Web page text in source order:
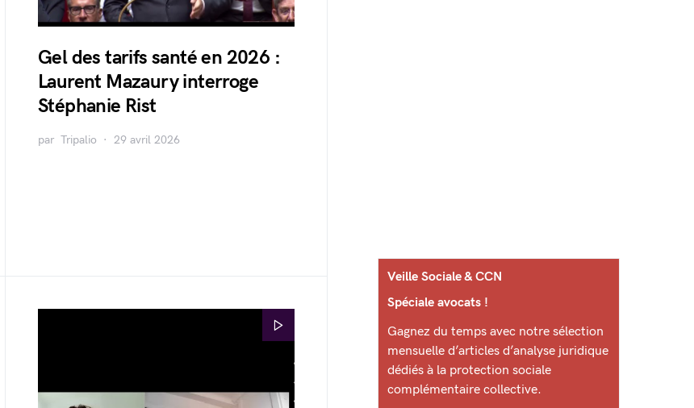
Gel des tarifs santé en 2026 :
Laurent Mazaury interroge
Stéphanie Rist
par Tripalio 29 avril 2026
Veille Sociale & CCN
Spéciale avocats !
Gagnez du temps avec notre sélection
mensuelle d’articles d’analyse juridique
dédiés à la protection sociale
complémentaire collective.